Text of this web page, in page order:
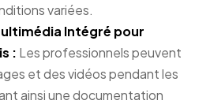
variées.
Intégré pour
: Les professionnels peuvent
et des vidéos pendant les
ainsi une documentation